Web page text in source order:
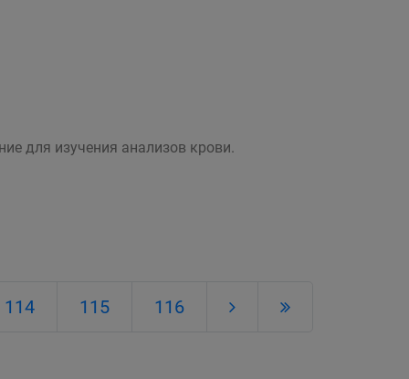
для изучения анализов крови.
114 115 116